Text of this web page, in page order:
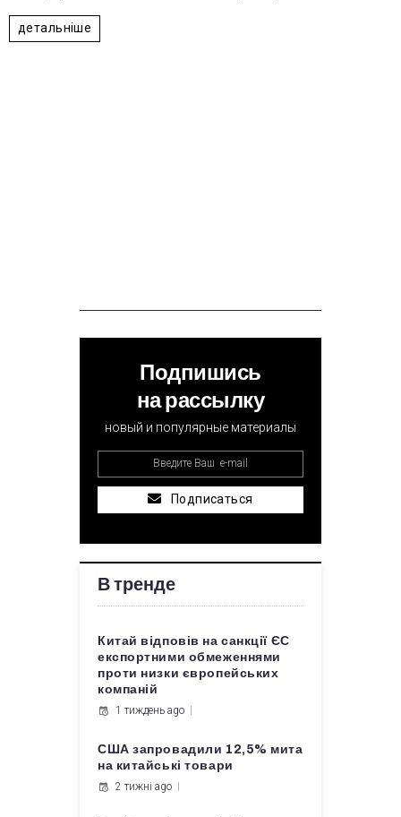
детальніше
Подпишись
на рассылку
новый и популярные материалы
Подписаться
В тренде
Китай відповів на санкції ЄС
експортними обмеженнями
проти низки європейських
компаній
1 тиждень ago
США запровадили 12,5% мита
на китайські товари
2 тижні ago